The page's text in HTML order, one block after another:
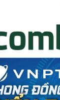
đổi
số
tác tổ